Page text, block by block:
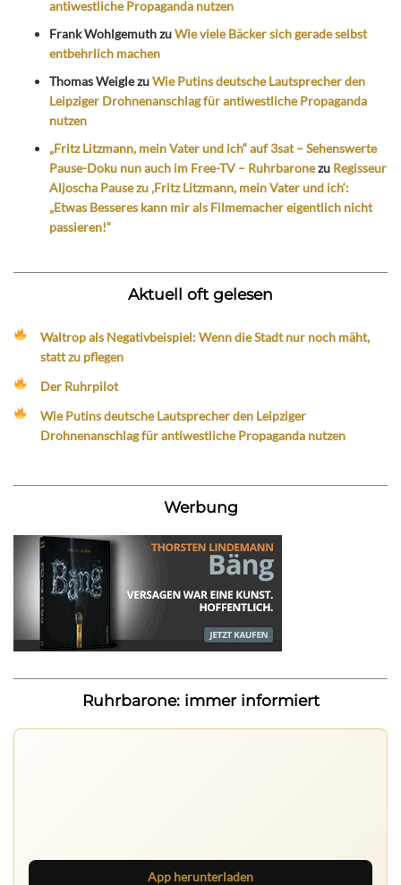
antiwestliche Propaganda nutzen
Frank WohlgemuthzuWie viele Bäcker sich gerade selbst
entbehrlich machen
Thomas WeiglezuWie Putins deutsche Lautsprecher den
Leipziger Drohnenanschlag für antiwestliche Propaganda
nutzen
„Fritz Litzmann, mein Vater und ich“ auf 3sat – Sehenswerte
Pause-Doku nun auch im Free-TV – Ruhrbaronezu Regisseur
Aljoscha Pause zu ‚Fritz Litzmann, mein Vater und ich‘:
„Etwas Besseres kann mir als Filmemacher eigentlich nicht
passieren!“
Aktuell oft gelesen
Waltrop als Negativbeispiel: Wenn die Stadt nur noch mäht,
statt zu pflegen
Der Ruhrpilot
Wie Putins deutsche Lautsprecher den Leipziger
Drohnenanschlag für antiwestliche Propaganda nutzen
Werbung
Ruhrbarone: immer informiert
App herunterladen